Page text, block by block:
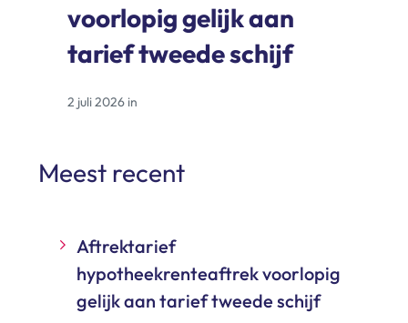
voorlopig gelijk aan
tarief tweede schijf
2 juli 2026 in
Meest recent
Aftrektarief
hypotheekrenteaftrek voorlopig
gelijk aan tarief tweede schijf